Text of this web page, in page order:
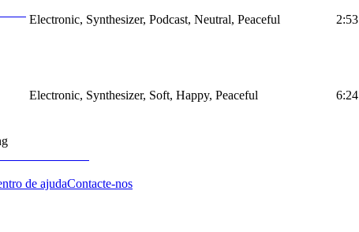
Electronic, Synthesizer, Podcast, Neutral, Peaceful 2:53
Electronic, Synthesizer, Soft, Happy, Peaceful 6:24
de ajudaContacte-nos